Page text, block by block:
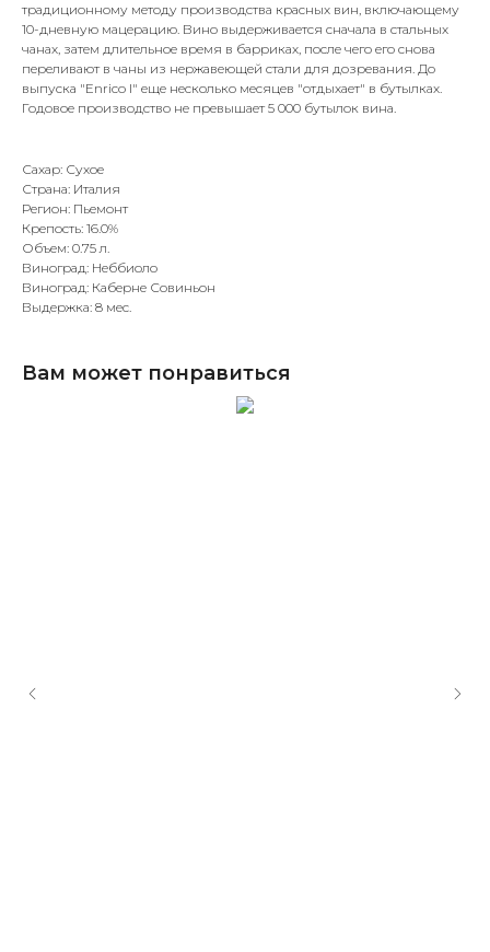
традиционному методу производства красных вин, включающему
10-дневную мацерацию. Вино выдерживается сначала в стальных
чанах, затем длительное время в барриках, после чего его снова
переливают в чаны из нержавеющей стали для дозревания. До
выпуска "Enrico I" еще несколько месяцев "отдыхает" в бутылках.
Годовое производство не превышает 5 000 бутылок вина.
Сахар: Сухое
Страна: Италия
Регион: Пьемонт
Крепость: 16.0%
Объем: 0.75 л.
Виноград: Неббиоло
Виноград: Каберне Совиньон
Выдержка: 8 мес.
Вам может понравиться